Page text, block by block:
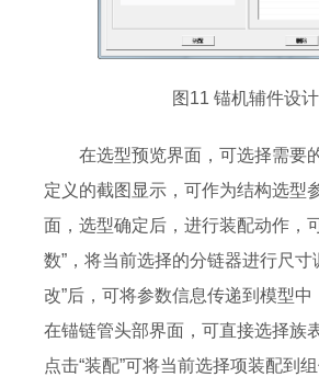
图11 锚机辅件设
在选型预览界面，可选择需要
定义的截图显示，可作为结构选型
面，选型确定后，进行装配动作，
数”，将当前选择的分链器进行尺寸
改”后，可将参数信息传递到模型中
在锚链管头部界面，可直接选择族
点击“装配”可将当前选择项装配到组